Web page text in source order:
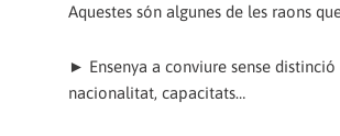
Aquestes són algunes de les raons
► Ensenya a conviure sense distinció
nacionalitat, capacitats…